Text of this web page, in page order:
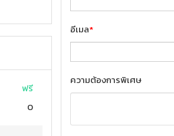
ฟรี
0
อีเมล*
ความต้องการพิเศษ